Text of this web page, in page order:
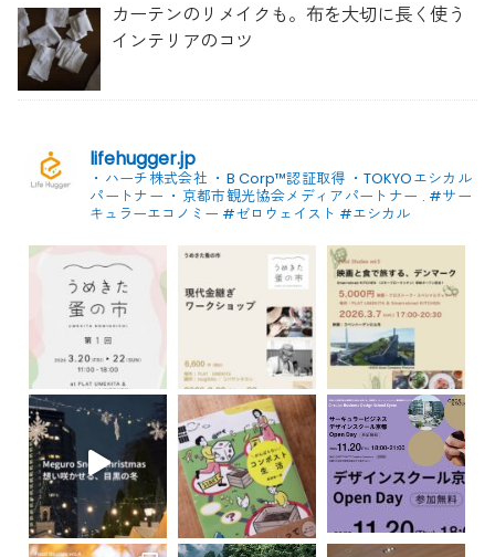
カーテンのリメイクも。布を大切に長く使う
インテリアのコツ
lifehugger.jp
・ハーチ株式会社 ・B Corp™認証取得 ・TOKYOエシカル
パートナー ・京都市観光協会メディアパートナー . #サー
キュラーエコノミー #ゼロウェイスト #エシカル